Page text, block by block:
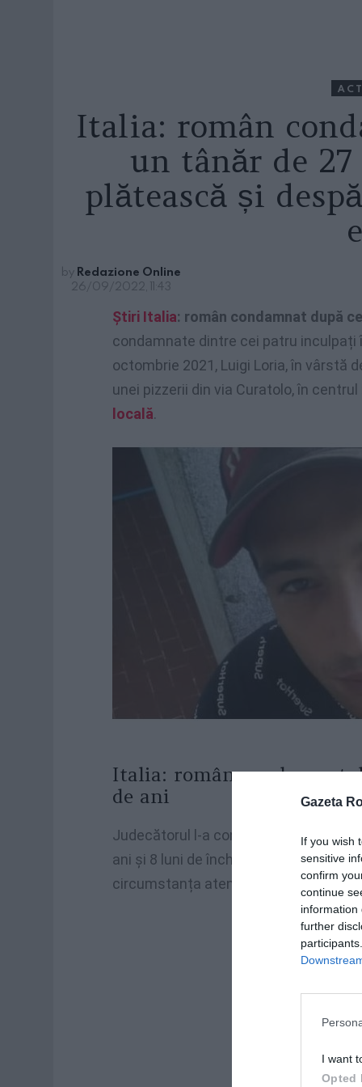
Gazeta
If you wish
sensitive
confirm
continue
information
further
I want
Opted
Italia: român
un tânăr de
plătească și
by Redazione Online
26/09/2022, 11:43
Știri Italia: român condamnat după
condamnate dintre cei patru inculpați
octombrie 2021, Luigi Loria, în vârstă
unei pizzerii din via Curatolo, în
locală.
Italia: român condamnat
de ani
Judecătorul l-a condamnat pe
ani și 8 luni de închisoare pentru
circumstanța atenuantă a provocării.